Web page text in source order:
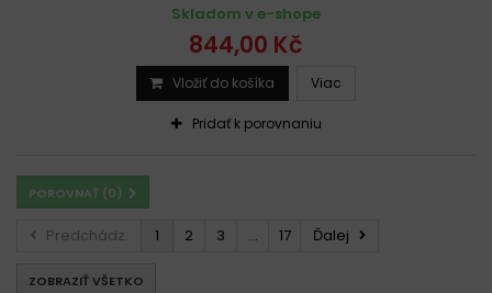
Skladom v e-shope
844,00 Kč
Vložiť do košíka Viac
Pridať k porovnaniu
POROVNAŤ (0)
Predchádz. 1 2 3 ... 17 Ďalej
ZOBRAZIŤ VŠETKO